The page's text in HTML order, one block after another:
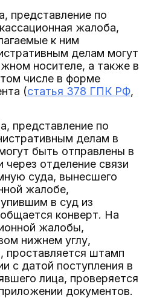
представление по
жалоба,
к ним
делам могут
носителе, а также в
числе в форме
(статья 378 ГПК РФ,
представление по
делам в
быть отправлены в
через отделение связи
суда, вынесшего
жалобе,
в суд из
конверт. На
жалобы,
нижнем углу,
проставляется штамп
с датой поступления в
лица, проверяется
документов.